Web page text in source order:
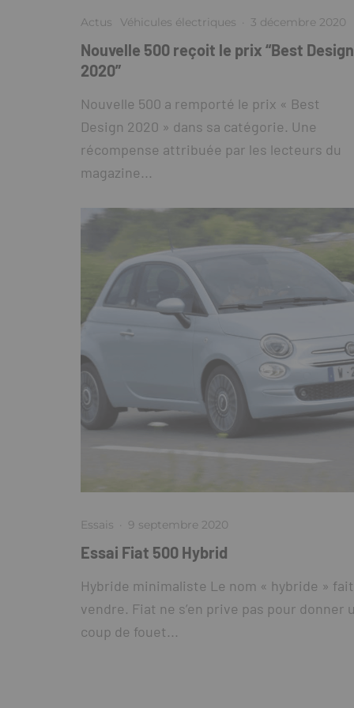
Actus Véhicules électriques · 3 décembre 2020
Nouvelle 500 reçoit le prix “Best Design
2020”
Nouvelle 500 a remporté le prix « Best
Design 2020 » dans sa catégorie. Une
récompense attribuée par les lecteurs du
magazine...
Essais · 9 septembre 2020
Essai Fiat 500 Hybrid
Hybride minimaliste Le nom « hybride » fait
vendre. Fiat ne s’en prive pas pour donner
coup de fouet...